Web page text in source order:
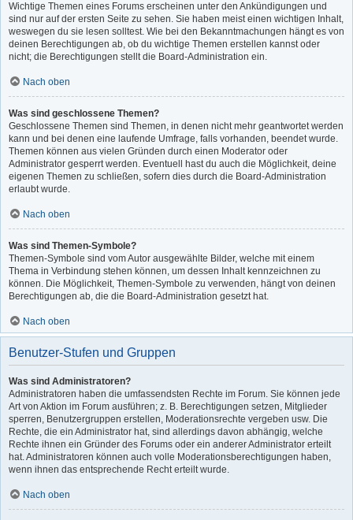
Wichtige Themen eines Forums erscheinen unter den Ankündigungen und
sind nur auf der ersten Seite zu sehen. Sie haben meist einen wichtigen Inhalt,
weswegen du sie lesen solltest. Wie bei den Bekanntmachungen hängt es von
deinen Berechtigungen ab, ob du wichtige Themen erstellen kannst oder
nicht; die Berechtigungen stellt die Board-Administration ein.
Nach oben
Was sind geschlossene Themen?
Geschlossene Themen sind Themen, in denen nicht mehr geantwortet werden
kann und bei denen eine laufende Umfrage, falls vorhanden, beendet wurde.
Themen können aus vielen Gründen durch einen Moderator oder
Administrator gesperrt werden. Eventuell hast du auch die Möglichkeit, deine
eigenen Themen zu schließen, sofern dies durch die Board-Administration
erlaubt wurde.
Nach oben
Was sind Themen-Symbole?
Themen-Symbole sind vom Autor ausgewählte Bilder, welche mit einem
Thema in Verbindung stehen können, um dessen Inhalt kennzeichnen zu
können. Die Möglichkeit, Themen-Symbole zu verwenden, hängt von deinen
Berechtigungen ab, die die Board-Administration gesetzt hat.
Nach oben
Benutzer-Stufen und Gruppen
Was sind Administratoren?
Administratoren haben die umfassendsten Rechte im Forum. Sie können jede
Art von Aktion im Forum ausführen; z. B. Berechtigungen setzen, Mitglieder
sperren, Benutzergruppen erstellen, Moderationsrechte vergeben usw. Die
Rechte, die ein Administrator hat, sind allerdings davon abhängig, welche
Rechte ihnen ein Gründer des Forums oder ein anderer Administrator erteilt
hat. Administratoren können auch volle Moderationsberechtigungen haben,
wenn ihnen das entsprechende Recht erteilt wurde.
Nach oben